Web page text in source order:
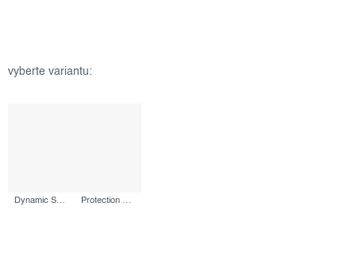
Dynamic Skin Sculptor, 150 ml Protection 50 Sport SPF50, 156 ml